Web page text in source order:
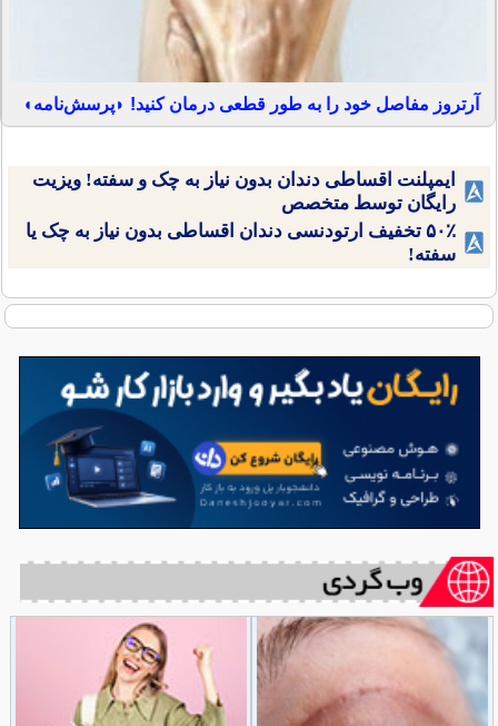
آرتروز مفاصل خود را به طور قطعی درمان کنید! ◗پرسش‌نامه◖
ایمپلنت اقساطی دندان بدون نیاز به چک و سفته! ویزیت
رایگان توسط متخصص
۵۰٪ تخفیف ارتودنسی دندان اقساطی بدون نیاز به چک یا
سفته!